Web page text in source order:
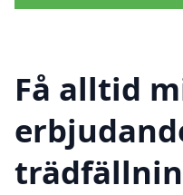
Få alltid